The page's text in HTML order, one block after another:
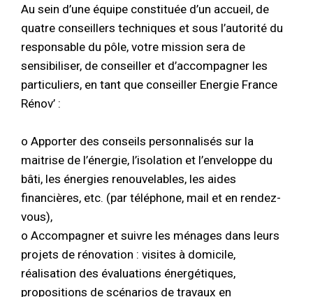
Au sein d’une équipe constituée d’un accueil, de
quatre conseillers techniques et sous l’autorité du
responsable du pôle, votre mission sera de
sensibiliser, de conseiller et d’accompagner les
particuliers, en tant que conseiller Energie France
Rénov’ :
o Apporter des conseils personnalisés sur la
maitrise de l’énergie, l’isolation et l’enveloppe du
bâti, les énergies renouvelables, les aides
financières, etc. (par téléphone, mail et en rendez-
vous),
o Accompagner et suivre les ménages dans leurs
projets de rénovation : visites à domicile,
réalisation des évaluations énergétiques,
propositions de scénarios de travaux en